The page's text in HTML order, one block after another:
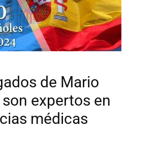
de Mario
expertos en
médicas